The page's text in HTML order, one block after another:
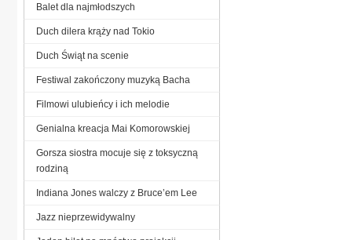
Balet dla najmłodszych
Duch dilera krąży nad Tokio
Duch Świąt na scenie
Festiwal zakończony muzyką Bacha
Filmowi ulubieńcy i ich melodie
Genialna kreacja Mai Komorowskiej
Gorsza siostra mocuje się z toksyczną
rodziną
Indiana Jones walczy z Bruce’em Lee
Jazz nieprzewidywalny